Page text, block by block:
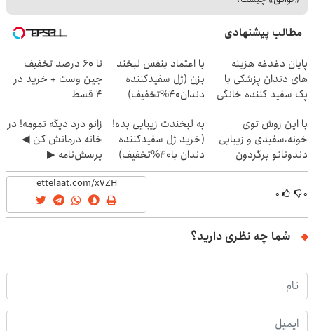
مطالب پیشنهادی
پایان دغدغه هزینه
های دندان پزشکی با
پک سفید کننده خانگی
با اعتماد بنفس لبخند
بزن (ژل سفیدکننده
دندان40%تخفیف)
تا 60 درصد تخفیف
جین وست + خرید در
4 قسط
با این روش توی
خونه،سفیدی و زیبایی
دندوناتو برگردون
(40%off)
به لبخندت زیبایی بده!
(خرید ژل سفیدکننده
دندان با40%تخفیف)
زانو درد دیگه تمومه! در
خانه درمانش کن ◀
پرسش‌نامه ▶
۰ ۰
شما چه نظری دارید؟